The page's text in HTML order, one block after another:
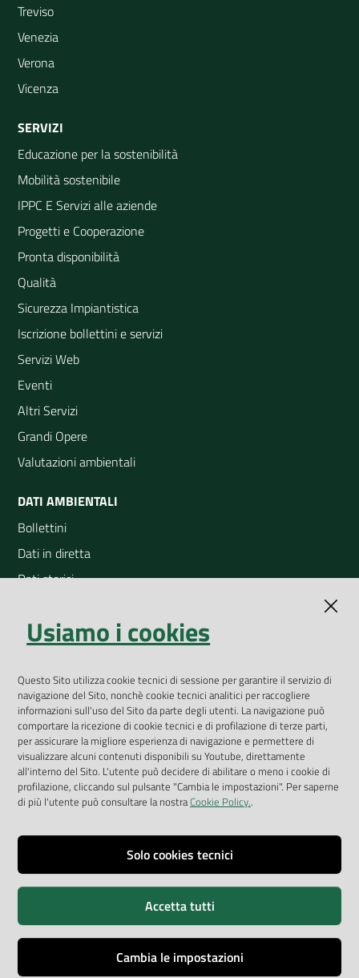
Treviso
Venezia
Verona
Vicenza
SERVIZI
Educazione per la sostenibilità
Mobilità sostenibile
IPPC E Servizi alle aziende
Progetti e Cooperazione
Pronta disponibilità
Qualità
Sicurezza Impiantistica
Iscrizione bollettini e servizi
Servizi Web
Eventi
Altri Servizi
Grandi Opere
Valutazioni ambientali
DATI AMBIENTALI
Bollettini
Dati in diretta
Dati storici
Open Data
App Arpav
Rapporti regionali annuali
Le Infografiche
Dispenser dati
Vai alla pagina
Privacy
Accessibilità
Usiamo i cookies
Questo Sito utilizza cookie tecnici di sessione per garantire il servizio di
navigazione del Sito, nonchè cookie tecnici analitici per raccogliere
informazioni sull'uso del Sito da parte degli utenti. La navigazione può
comportare la ricezione di cookie tecnici e di profilazione di terze parti,
per assicurare la migliore esperienza di navigazione e permettere di
visualizzare alcuni contenuti disponibili su Youtube, direttamente
all'interno del Sito. L'utente può decidere di abilitare o meno i cookie di
profilazione, cliccando sul pulsante "Cambia le impostazioni". Per saperne
di più l'utente può consultare la nostraCookie Policy..
Solo cookies tecnici
Accetta tutti
Cambia le impostazioni